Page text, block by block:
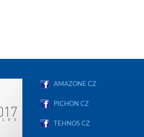
AMAZONE CZ
PICHON CZ
TEHNOS CZ